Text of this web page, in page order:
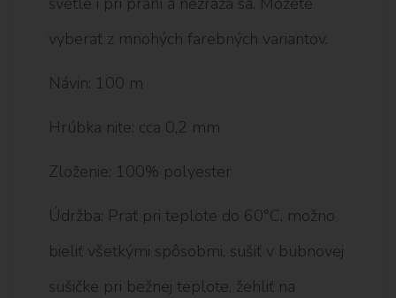
vyberať z mnohých farebných variantov.
Návin: 100 m
Hrúbka nite: cca 0,2 mm
Zloženie: 100% polyester
Údržba: Prať pri teplote do 60°C, možno
bieliť všetkými spôsobmi, sušiť v bubnovej
sušičke pri bežnej teplote, žehliť na